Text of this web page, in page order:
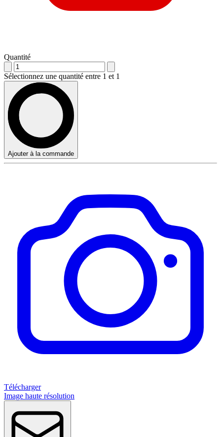
Quantité
Sélectionnez une quantité entre 1 et 1
Ajouter à la commande
Télécharger
Image haute résolution